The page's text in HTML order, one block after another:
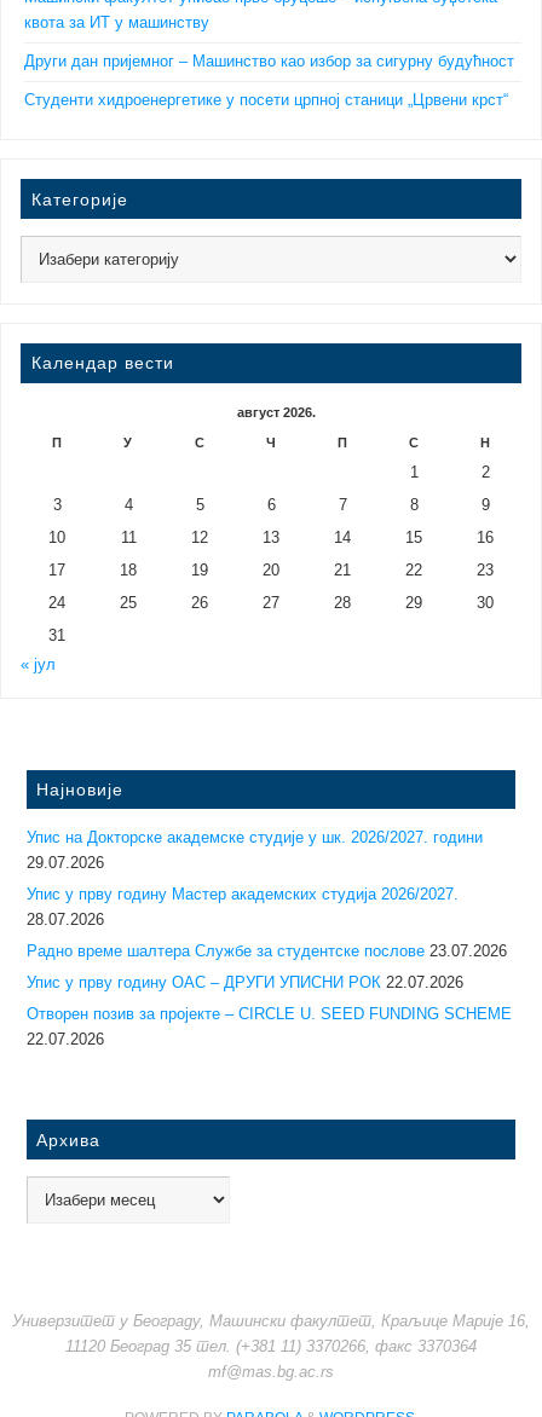
квота за ИТ у машинству
Други дан пријемног – Машинство као избор за сигурну будућност
Студенти хидроенергетике у посети црпној станици „Црвени крст“
Категорије
Календар вести
август 2026.
П У С Ч П С Н
1
2
3
4 5 6 7 8
9
10
11 12 13 14 15
16
17
18 19 20 21 22
23
24
25 26 27 28 29
30
31
« јул
Најновије
Упис на Докторске академске студије у шк. 2026/2027. години
29.07.2026
Упис у прву годину Mастер академских студија 2026/2027.
28.07.2026
Радно време шалтера Службе за студентске послове 23.07.2026
Упис у прву годину ОАС – ДРУГИ УПИСНИ РОК 22.07.2026
Отворен позив за пројекте – CIRCLE U. SEED FUNDING SCHEME
22.07.2026
Архива
Универзитет у Београду, Машински факултет, Краљице Марије 16,
11120 Београд 35 тел. (+381 11) 3370266, факс 3370364
mf@mas.bg.ac.rs